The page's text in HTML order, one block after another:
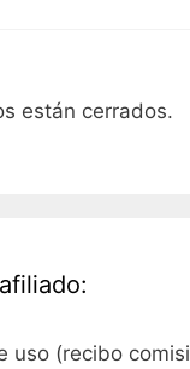
están cerrados.
uso (recibo